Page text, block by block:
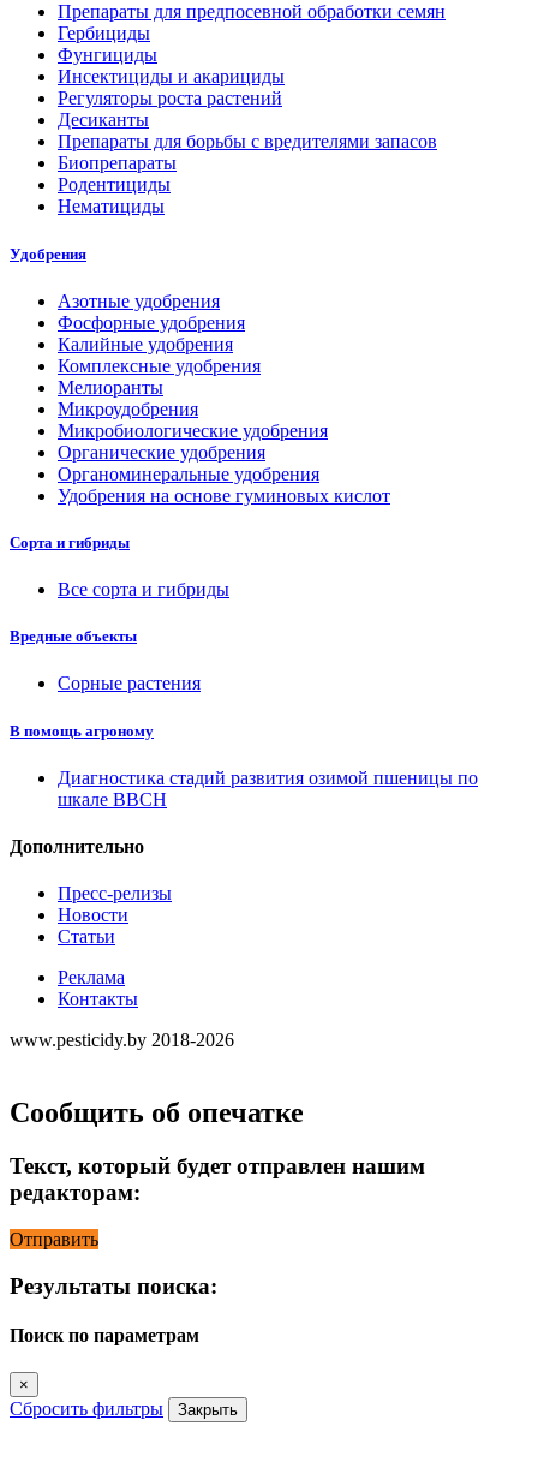
Препараты для предпосевной обработки семян
Гербициды
Фунгициды
Инсектициды и акарициды
Регуляторы роста растений
Десиканты
Препараты для борьбы с вредителями запасов
Биопрепараты
Родентициды
Нематициды
Удобрения
Азотные удобрения
Фосфорные удобрения
Калийные удобрения
Комплексные удобрения
Мелиоранты
Микроудобрения
Микробиологические удобрения
Органические удобрения
Органоминеральные удобрения
Удобрения на основе гуминовых кислот
Сорта и гибриды
Все сорта и гибриды
Вредные объекты
Сорные растения
В помощь агроному
Диагностика стадий развития озимой пшеницы по
шкале ВВСН
Дополнительно
Пресс-релизы
Новости
Статьи
Реклама
Контакты
www.pesticidy.by 2018-2026
Сообщить об опечатке
Текст, который будет отправлен нашим
редакторам:
Отправить
Результаты поиска:
Поиск по параметрам
×
Сбросить фильтры Закрыть